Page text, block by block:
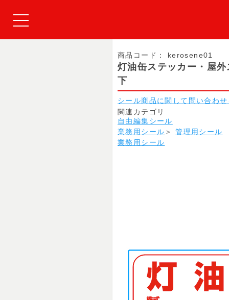
商品コード： kerosene01
灯油缶ステッカー・屋
下
シール商品に関して問い合わ
関連カテゴリ
自由編集シール
業務用シール ＞
管理用シール
業務用シール